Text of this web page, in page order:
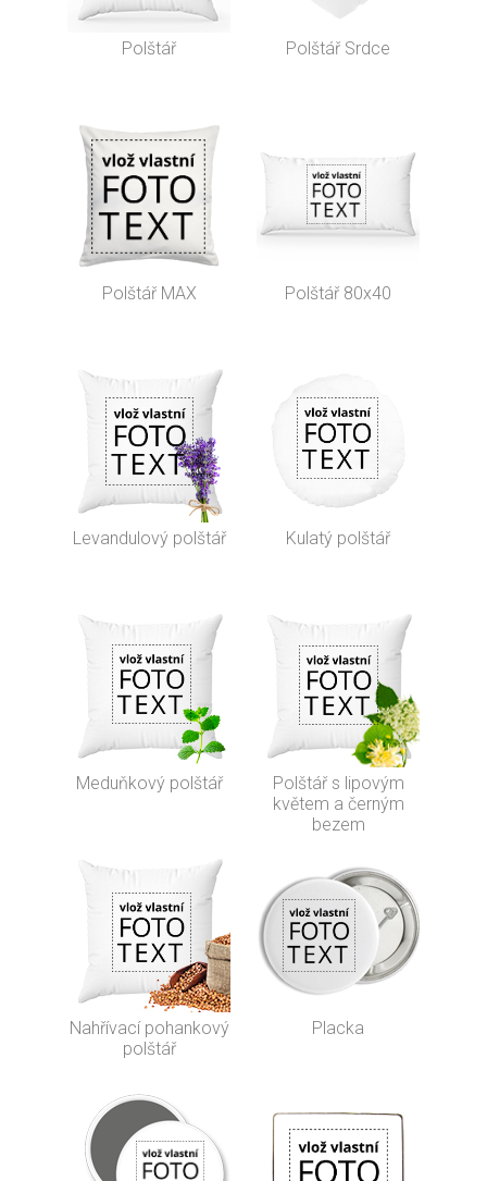
Polštář Polštář Srdce
Polštář MAX Polštář 80x40
Levandulový polštář Kulatý polštář
Meduňkový polštář
Polštář s lipovým
květem a černým
bezem
Nahřívací pohankový
polštář
Placka